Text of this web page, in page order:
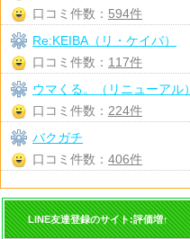
口コミ件数： 594件
Re:KEIBA（リ・ケイバ）
口コミ件数： 117件
ウマくる。（リニューアル）
口コミ件数： 224件
バクガチ
口コミ件数： 406件
LINE友達登録のサイト:評価増↑